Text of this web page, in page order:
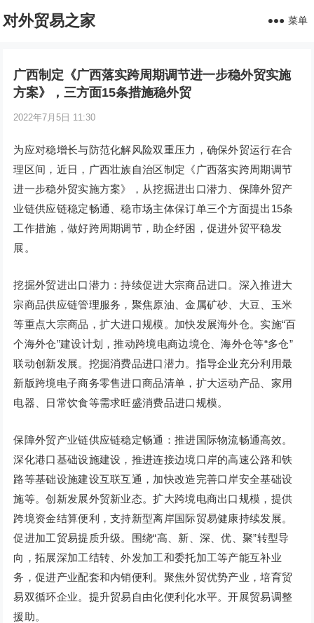
对外贸易之家 菜单
广西制定《广西落实跨周期调节进一步稳外贸实施
方案》，三方面15条措施稳外贸
2022年7月5日 11:30
为应对稳增长与防范化解风险双重压力，确保外贸运行在合
理区间，近日，广西壮族自治区制定《广西落实跨周期调节
进一步稳外贸实施方案》，从挖掘进出口潜力、保障外贸产
业链供应链稳定畅通、稳市场主体保订单三个方面提出15条
工作措施，做好跨周期调节，助企纾困，促进外贸平稳发
展。
挖掘外贸进出口潜力：持续促进大宗商品进口。深入推进大
宗商品供应链管理服务，聚焦原油、金属矿砂、大豆、玉米
等重点大宗商品，扩大进口规模。加快发展海外仓。实施“百
个海外仓”建设计划，推动跨境电商边境仓、海外仓等“多仓”
联动创新发展。挖掘消费品进口潜力。指导企业充分利用最
新版跨境电子商务零售进口商品清单，扩大运动产品、家用
电器、日常饮食等需求旺盛消费品进口规模。
保障外贸产业链供应链稳定畅通：推进国际物流畅通高效。
深化港口基础设施建设，推进连接边境口岸的高速公路和铁
路等基础设施建设互联互通，加快改造完善口岸安全基础设
施等。创新发展外贸新业态。扩大跨境电商出口规模，提供
跨境资金结算便利，支持新型离岸国际贸易健康持续发展。
促进加工贸易提质升级。围绕“高、新、深、优、聚”转型导
向，拓展深加工结转、外发加工和委托加工等产能互补业
务，促进产业配套和内销便利。聚焦外贸优势产业，培育贸
易双循环企业。提升贸易自由化便利化水平。开展贸易调整
援助。